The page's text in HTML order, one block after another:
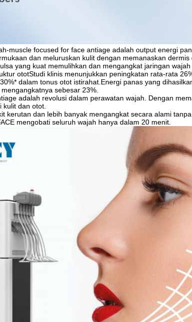
muscle focused for face antiage adalah output energi
dan meluruskan kulit dengan memanaskan
yang kuat memulihkan dan mengangkat jaringan
ototStudi klinis menunjukkan peningkatan rata-rata
dalam tonus otot istirahat.Energi panas yang
sebesar 23%.
adalah revolusi dalam perawatan wajah. Dengan
dan otot.
kerutan dan lebih banyak mengangkat secara alami tanpa
mengobati seluruh wajah hanya dalam 20 menit.